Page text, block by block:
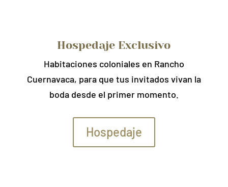
Hospedaje Exclusivo
Habitaciones coloniales en Rancho
Cuernavaca, para que tus invitados vivan la
boda desde el primer momento.
Hospedaje